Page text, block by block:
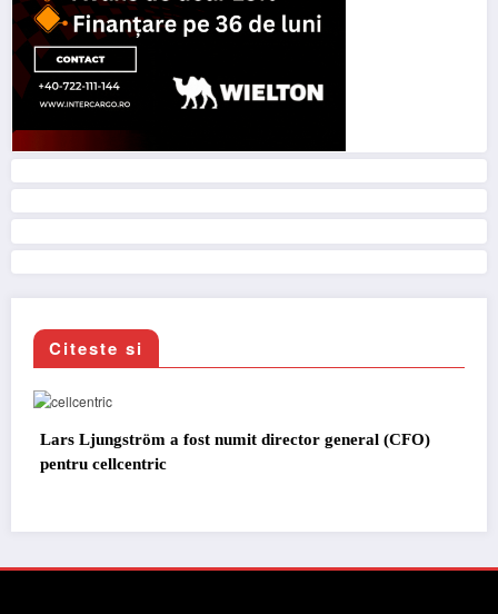
Citeste si
general (CFO) IVECO Strator se întoarce